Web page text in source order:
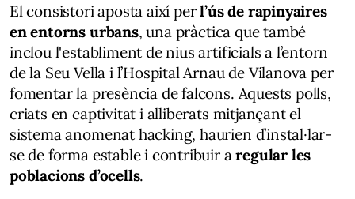
El consistori aposta així perl’ús de rapinyaires
en entorns urbans, una pràctica que també
inclou l'establiment de nius artificials a l’entorn
de la Seu Vella i l’Hospital Arnau de Vilanova per
fomentar la presència de falcons. Aquests polls,
criats en captivitat i alliberats mitjançant el
sistema anomenat hacking, haurien d’instal·lar-
se de forma estable i contribuir aregular les
poblacions d’ocells.